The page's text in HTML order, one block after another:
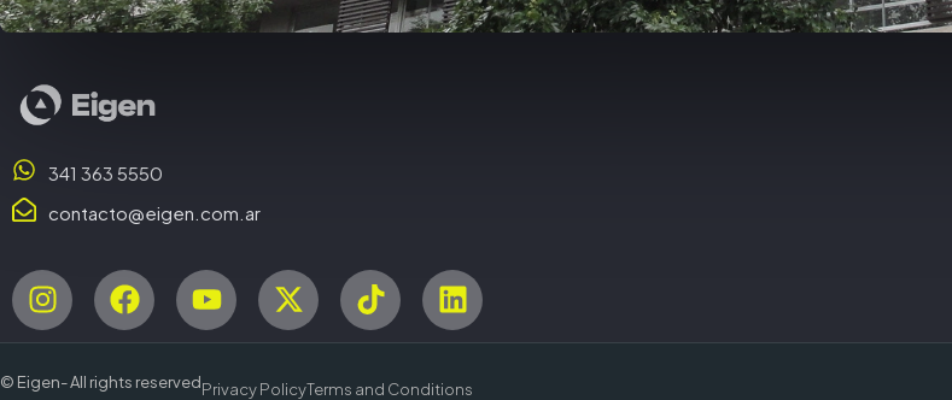
341 363 5550
contacto@eigen.com.ar
© Eigen- All rights reservedPrivacy PolicyTerms and Conditions